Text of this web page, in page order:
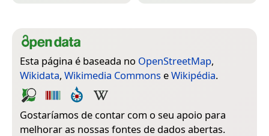
Esta página é baseada no OpenStreetMap,
Wikidata, Wikimedia Commons eWikipédia.
Gostaríamos de contar com o seu apoio para
melhorar as nossas fontes de dados abertas.